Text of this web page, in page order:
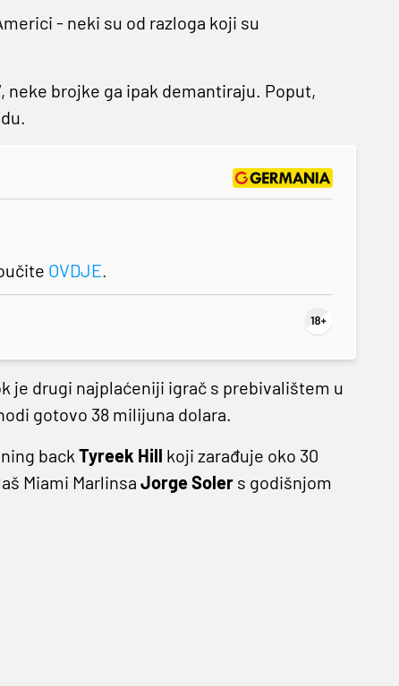
- neki su od razloga koji su
neke brojke ga ipak demantiraju. Poput,
OVDJE.
je drugi najplaćeniji igrač s prebivalištem u
gotovo 38 milijuna dolara.
back Tyreek Hill koji zarađuje oko 30
Miami Marlinsa Jorge Solers godišnjom